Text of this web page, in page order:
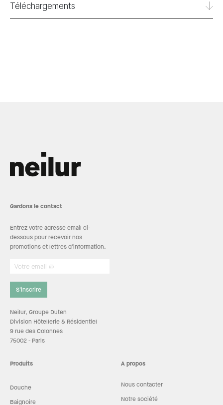
Téléchargements
Gardons le contact
Entrez votre adresse email ci-
dessous pour recevoir nos
promotions et lettres d’information.
S’inscrire
Neilur, Groupe Duten
Division Hôtellerie & Résidentiel
9 rue des Colonnes
75002 - Paris
Produits
Douche
Baignoire
A propos
Nous contacter
Notre société